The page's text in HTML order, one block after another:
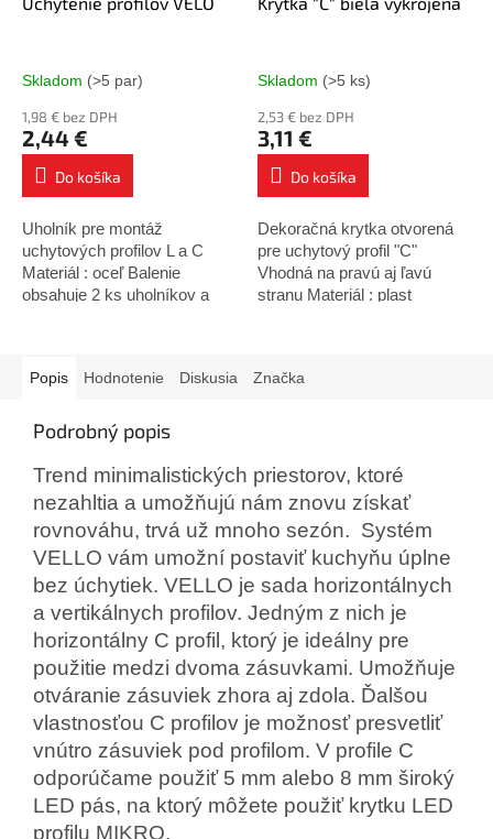
Skladom (>5 par)
1,98 € bez DPH
2,44 €
Do košíka
Uholník pre montáž
uchytových profilov L a C
Materiál : oceľ Balenie
obsahuje 2 ks uholníkov a
Skladom (>5 ks)
2,53 € bez DPH
3,11 €
Do košíka
Dekoračná krytka otvorená
pre uchytový profil "C"
Vhodná na pravú aj ľavú
stranu Materiál : plast
Popis Hodnotenie Diskusia Značka
Podrobný popis
Trend minimalistických priestorov, ktoré
nezahltia a umožňujú nám znovu získať
rovnováhu, trvá už mnoho sezón. Systém
VELLO vám umožní postaviť kuchyňu úplne
bez úchytiek. VELLO je sada horizontálnych
a vertikálnych profilov. Jedným z nich je
horizontálny C profil, ktorý je ideálny pre
použitie medzi dvoma zásuvkami. Umožňuje
otváranie zásuviek zhora aj zdola. Ďalšou
vlastnosťou C profilov je možnosť presvetliť
vnútro zásuviek pod profilom. V profile C
odporúčame použiť 5 mm alebo 8 mm široký
LED pás, na ktorý môžete použiť krytku LED
profilu MIKRO.